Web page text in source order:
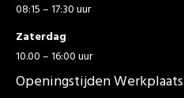
08:15 – 17:30 uur
Zaterdag
10.00 – 16:00 uur
Openingstijden Werkplaats